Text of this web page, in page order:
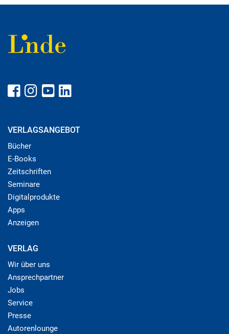
VERLAGSANGEBOT
Bücher
E-Books
Zeitschriften
Seminare
Digitalprodukte
Apps
Anzeigen
VERLAG
Wir über uns
Ansprechpartner
Jobs
Service
Presse
Autorenlounge